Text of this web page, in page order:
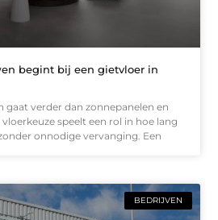
begint bij een gietvloer in
gaat verder dan zonnepanelen en
speelt een rol in hoe lang
onnodige vervanging. Een
BEDRIJVEN